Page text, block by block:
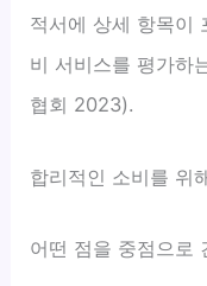
적서에 상세 항목이
비 서비스를 평가하
협회 2023).
합리적인 소비를 위
어떤 점을 중점으로